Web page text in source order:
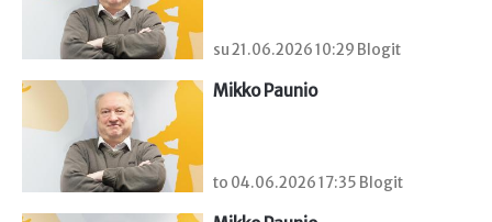
su 21.06.2026 10:29 Blogit
Mikko Paunio
to 04.06.2026 17:35 Blogit